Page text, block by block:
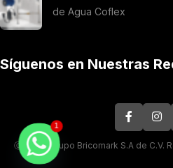
de Agua Coflex
Síguenos en Nuestras
Ⓒ 2026. Grupo Bricomark S.A de C.V.
1